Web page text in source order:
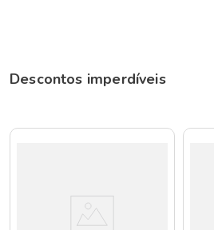
Descontos imperdíveis